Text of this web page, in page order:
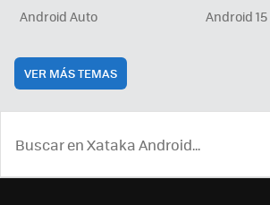
Android Auto
Android 15
VER MÁS TEMAS